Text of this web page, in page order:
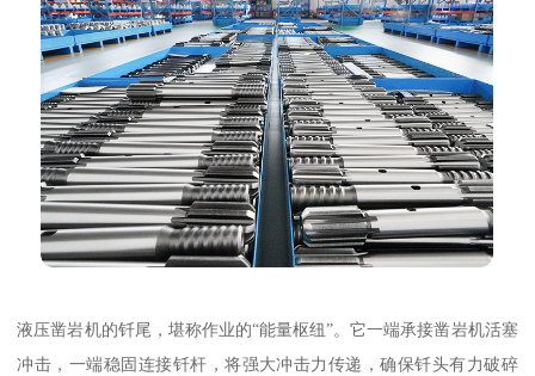
液压凿岩机的钎尾，堪称作业的“能量枢纽”。它一端承接凿岩机活塞
冲击，一端稳固连接钎杆，将强大冲击力传递，确保钎头有力破碎